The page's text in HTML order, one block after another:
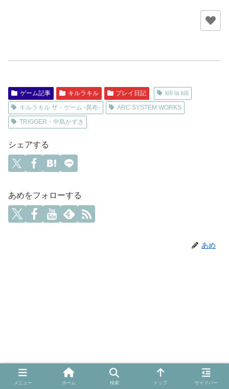
ゲーム記事 キルラキル プレイ日記
kill la kill
キルラキル ザ・ゲーム -異布-
ARC SYSTEM WORKS
TRIGGER・中島かずき
シェアする
あめをフォローする
あめ
メニュー ホーム 検索 トップ サイドバー